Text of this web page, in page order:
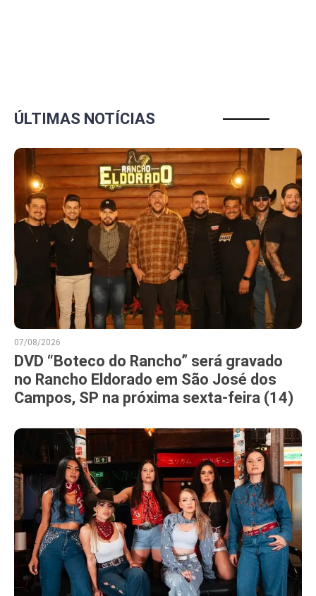
ÚLTIMAS NOTÍCIAS
07/08/2026
DVD “Boteco do Rancho” será gravado
no Rancho Eldorado em São José dos
Campos, SP na próxima sexta-feira (14)